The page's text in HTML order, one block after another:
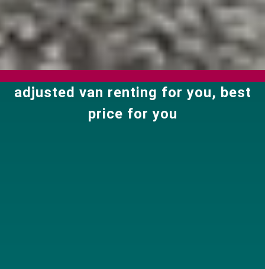
adjusted van renting for you, best
price for you